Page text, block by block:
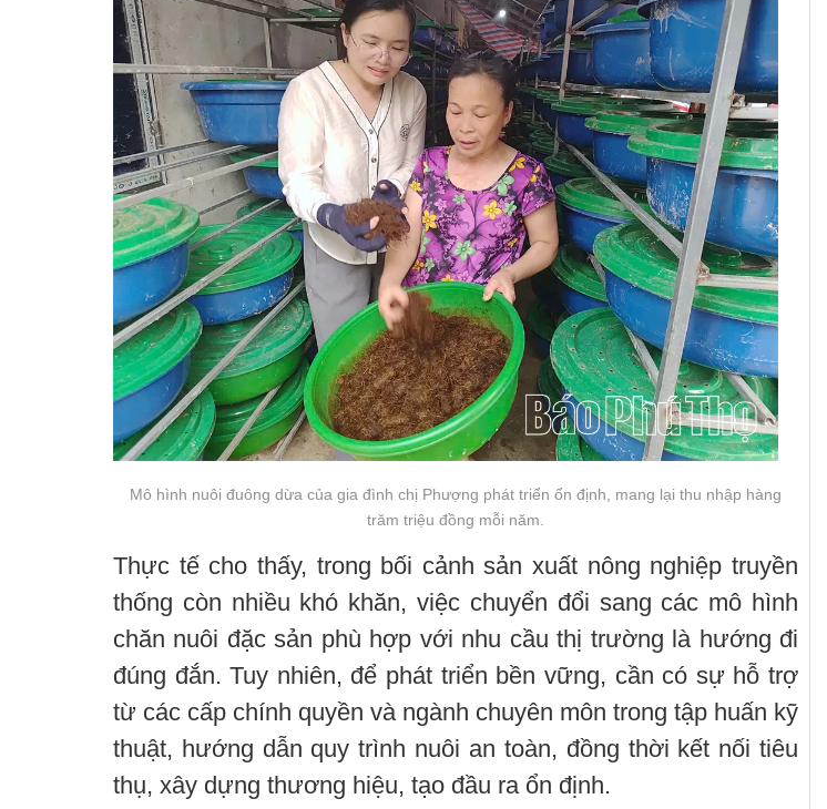
Mô hình nuôi đuông dừa của gia đình chị Phượng phát triển ổn định, mang lại thu nhập hàng
trăm triệu đồng mỗi năm.
Thực tế cho thấy, trong bối cảnh sản xuất nông nghiệp truyền
thống còn nhiều khó khăn, việc chuyển đổi sang các mô hình
chăn nuôi đặc sản phù hợp với nhu cầu thị trường là hướng đi
đúng đắn. Tuy nhiên, để phát triển bền vững, cần có sự hỗ trợ
từ các cấp chính quyền và ngành chuyên môn trong tập huấn kỹ
thuật, hướng dẫn quy trình nuôi an toàn, đồng thời kết nối tiêu
thụ, xây dựng thương hiệu, tạo đầu ra ổn định.